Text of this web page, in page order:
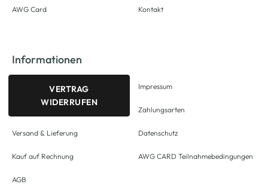
AWG Card Kontakt
Informationen
VERTRAG
WIDERRUFEN
Versand & Lieferung
Kauf auf Rechnung
AGB
Impressum
Zahlungsarten
Datenschutz
AWG CARD Teilnahmebedingungen